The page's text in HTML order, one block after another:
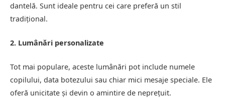
dantelă. Sunt ideale pentru cei care preferă un stil
tradițional.
2. Lumânări personalizate
Tot mai populare, aceste lumânări pot include numele
copilului, data botezului sau chiar mici mesaje speciale. Ele
oferă unicitate și devin o amintire de neprețuit.